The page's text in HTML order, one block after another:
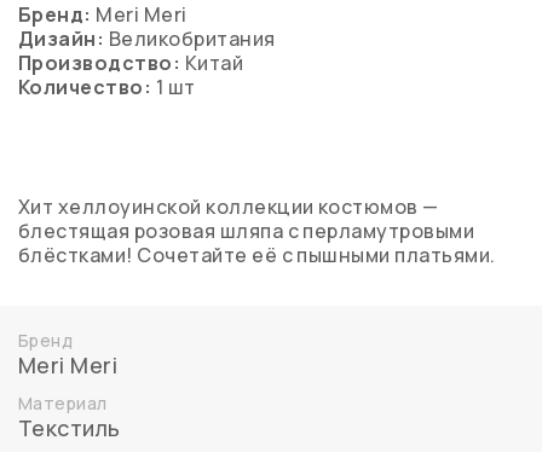
Бренд: Meri Meri
Дизайн: Великобритания
Производство: Китай
Количество: 1 шт
Хит хеллоуинской коллекции костюмов —
блестящая розовая шляпа с перламутровыми
блёстками! Сочетайте её с пышными платьями.
Бренд
Meri Meri
Материал
Текстиль